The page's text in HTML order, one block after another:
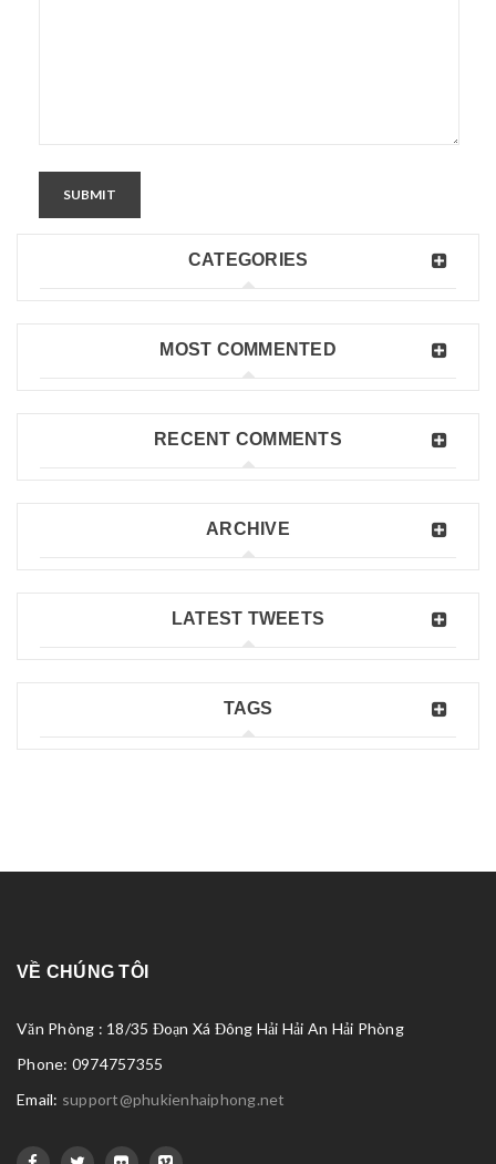
SUBMIT
CATEGORIES
MOST COMMENTED
RECENT COMMENTS
ARCHIVE
LATEST TWEETS
TAGS
VỀ CHÚNG TÔI
Văn Phòng : 18/35 Đoạn Xá Đông Hải Hải An Hải Phòng
Phone: 0974757355
Email: support@phukienhaiphong.net